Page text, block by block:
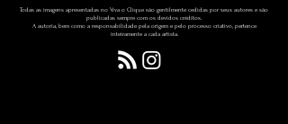
Todas as imagens apresentadas no Viva o Clique são gentilmente cedidas por seus autores e são
publicadas sempre com os devidos créditos.
A autoria, bem como a responsabilidade pela origem e pelo processo criativo, pertence
inteiramente a cada artista.